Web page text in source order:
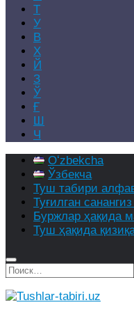
Т
У
В
Х
Й
З
Ў
Ғ
Ш
Ч
Oʻzbekcha
Ўзбекча
Туш табири
Туғилган
Буржлар ҳақида
Туш ҳақида
Найти: